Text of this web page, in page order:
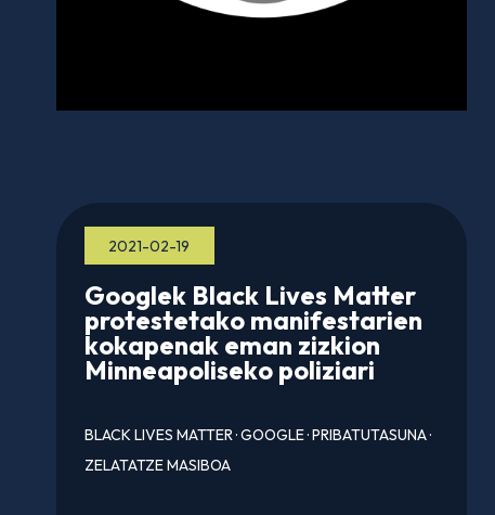
2021-02-19
Googlek Black Lives Matter
protestetako manifestarien
kokapenak eman zizkion
Minneapoliseko poliziari
BLACK LIVES MATTER·GOOGLE·PRIBATUTASUNA·
ZELATATZE MASIBOA